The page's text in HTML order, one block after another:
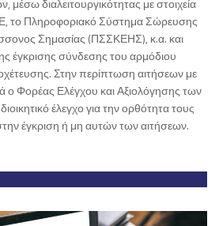
μέσω διαλειτουργικότητας με στοιχεία
το Πληροφοριακό Σύστημα Σώρευσης
Σημασίας (ΠΣΣΚΕΗΣ), κ.α. και
έγκρισης σύνδεσης του αρμόδιου
Στην περίπτωση αιτήσεων με
ο Φορέας Ελέγχου και Αξιολόγησης των
έλεγχο για την ορθότητα τους
έγκριση ή μη αυτών των αιτήσεων.